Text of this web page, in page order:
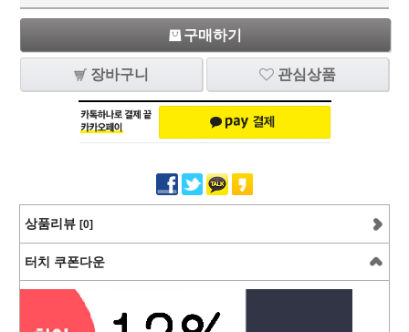
구매하기
장바구니 관심상품
상품리뷰 [0]
터치 쿠폰다운